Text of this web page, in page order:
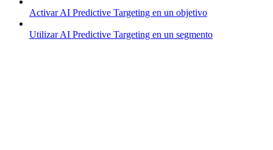
Activar AI Predictive Targeting en un objetivo
Utilizar AI Predictive Targeting en un segmento